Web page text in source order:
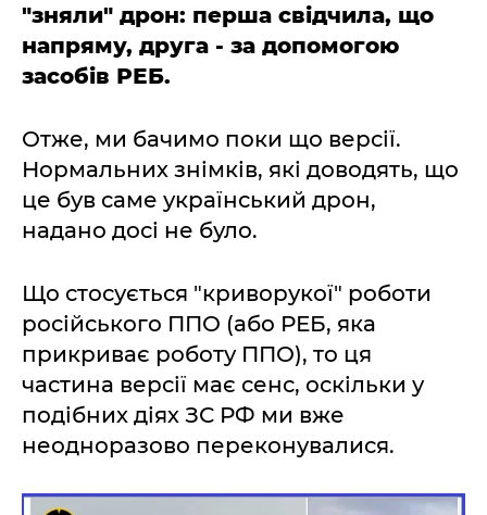
"зняли" дрон: перша свідчила, що
напряму, друга - за допомогою
засобів РЕБ.
Отже, ми бачимо поки що версії.
Нормальних знімків, які доводять, що
це був саме український дрон,
надано досі не було.
Що стосується "криворукої" роботи
російського ППО (або РЕБ, яка
прикриває роботу ППО), то ця
частина версії має сенс, оскільки у
подібних діях ЗС РФ ми вже
неодноразово переконувалися.